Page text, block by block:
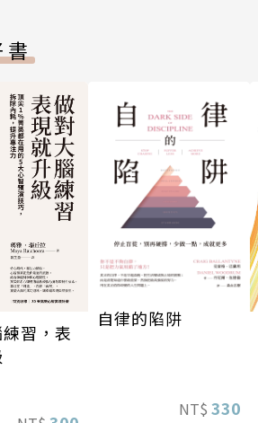
書
習，表
自律的陷阱
NT$ 330